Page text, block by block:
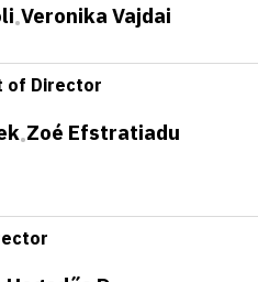
•Veronika Vajdai
of Director
•Zoé Efstratiadu